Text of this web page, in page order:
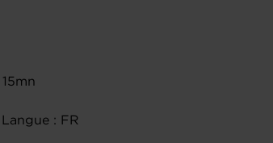
: FR